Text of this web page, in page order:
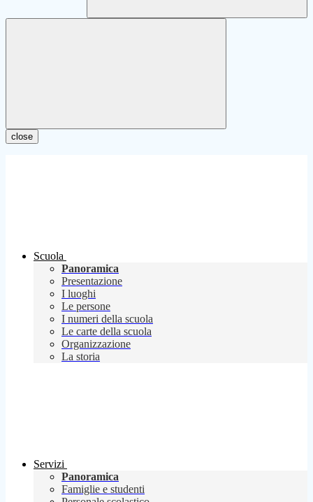
close
Scuola
Panoramica
Presentazione
I luoghi
Le persone
I numeri della scuola
Le carte della scuola
Organizzazione
La storia
Servizi
Panoramica
Famiglie e studenti